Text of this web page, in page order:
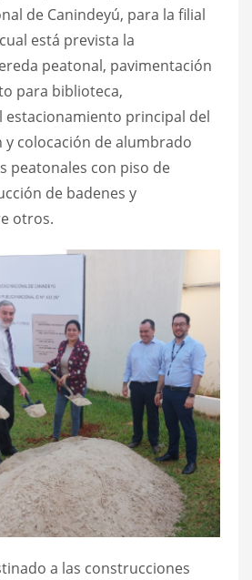
de Canindeyú, para la filial
está prevista la
peatonal, pavimentación
para biblioteca,
estacionamiento principal del
y colocación de alumbrado
peatonales con piso de
de badenes y
otros.
a las construcciones